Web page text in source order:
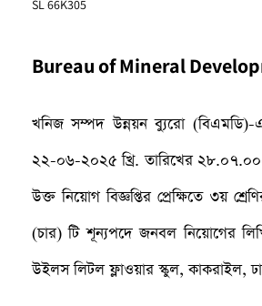
SL 66K305
Bureau of Mineral
খনিজ সম্পদ উন্নয়ন ব্যুরো (বিএমডি)-
২২-০৬-২০২৫ খ্রি. তারিখের
উক্ত নিয়োগ বিজ্ঞপ্তির প্রেক্ষিতে ৩য়
(চার) টি শূন্যপদে জনবল নিয়োগের
উইলস লিটল ফ্লাওয়ার স্কুল, কাকরাইল,